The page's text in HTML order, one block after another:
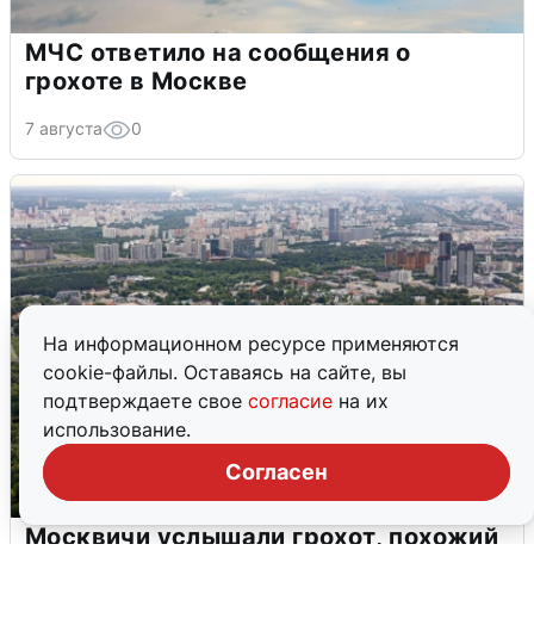
На информационном ресурсе применяются
cookie-файлы. Оставаясь на сайте, вы
подтверждаете свое согласие на их
использование.
Согласен
МЧС ответило на сообщения о
грохоте в Москве
7 августа 0
Москвичи услышали грохот, похожий